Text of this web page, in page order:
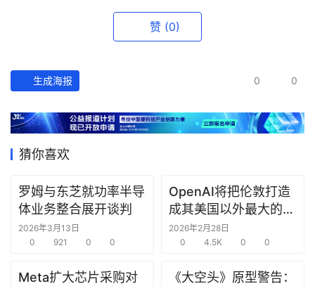
研
选
报
创
投
赞 (0)
生成海报 0 0
猜你喜欢
罗姆与东芝就功率半导
体业务整合展开谈判
2026年3月13日
0
921 0 0
OpenAI将把伦敦打造
成其美国以外最大的研
究中心
2026年2月28日
0
4.5K 0 0
Meta扩大芯片采购对
《大空头》原型警告：